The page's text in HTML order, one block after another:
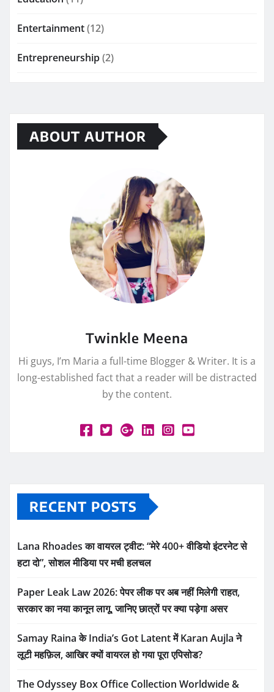
Entertainment(12)
Entrepreneurship(2)
ABOUT AUTHOR
Twinkle Meena
Hi guys, I’m Maria a full-time Blogger & Writer. It is a
long-established fact that a reader will be distracted
by the content.
RECENT POSTS
Lana Rhoades का वायरल ट्वीट: “मेरे 400+ वीडियो इंटरनेट से
हटा दो”, सोशल मीडिया पर मची हलचल
Paper Leak Law 2026: पेपर लीक पर अब नहीं मिलेगी राहत,
सरकार का नया कानून लागू, जानिए छात्रों पर क्या पड़ेगा असर
Samay Raina के India’s Got Latent में Karan Aujla ने
लूटी महफ़िल, आखिर क्यों वायरल हो गया पूरा एपिसोड?
The Odyssey Box Office Collection Worldwide &